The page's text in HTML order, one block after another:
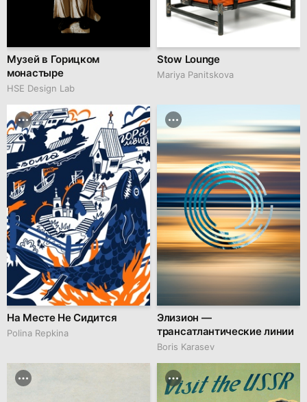
Музей в Горицком
монастыре
HSE Design Lab
Stow Lounge
Mariya Panitskova
На Месте Не Сидится
Polina Repkina
Элизион —
трансатлантические линии
Boris Karasev